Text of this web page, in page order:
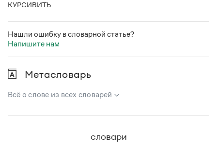
КУРСИВИТЬ
Нашли ошибку в словарной статье?
Напишите нам
Метасловарь
Всё о слове из всех словарей
В метасловаре Грамоты в удобном виде собрана вся
Русский орфографический словарь
словари